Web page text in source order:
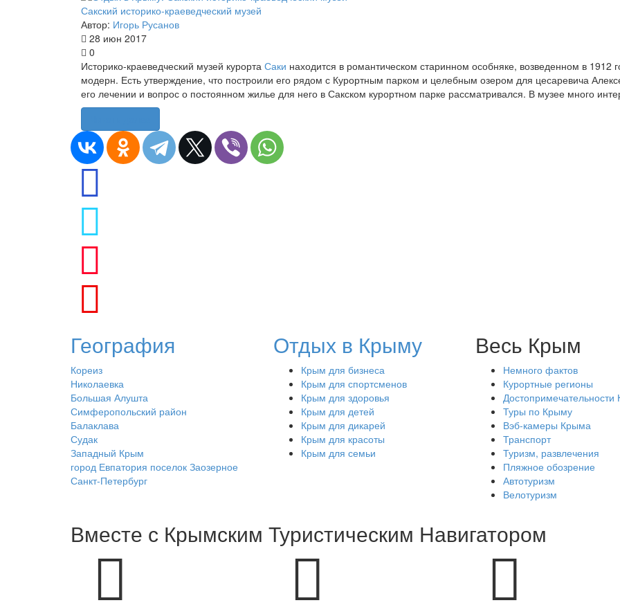
Сакский историко-краеведческий музей
Автор: Игорь Русанов
28 июн 2017
0
Историко-краеведческий музей курорта Саки находится в романтическом старинном особняке, возведенном в 1912
модерн. Есть утверждение, что построили его рядом с Курортным парком и целебным озером для цесаревича
его лечении и вопрос о постоянном жилье для него в Сакском курортном парке рассматривался. В музее много
География
Кореиз
Николаевка
Большая Алушта
Симферопольский район
Балаклава
Судак
Западный Крым
город Евпатория поселок Заозерное
Санкт-Петербург
Отдых в Крыму
Крым для бизнеса
Крым для спортсменов
Крым для здоровья
Крым для детей
Крым для дикарей
Крым для красоты
Крым для семьи
Весь Крым
Немного фактов
Курортные регионы
Туры по Крыму
Вэб-камеры Крыма
Транспорт
Туризм, развлечения
Пляжное обозрение
Автотуризм
Велотуризм
Вместе с Крымским Туристическим Навигатором